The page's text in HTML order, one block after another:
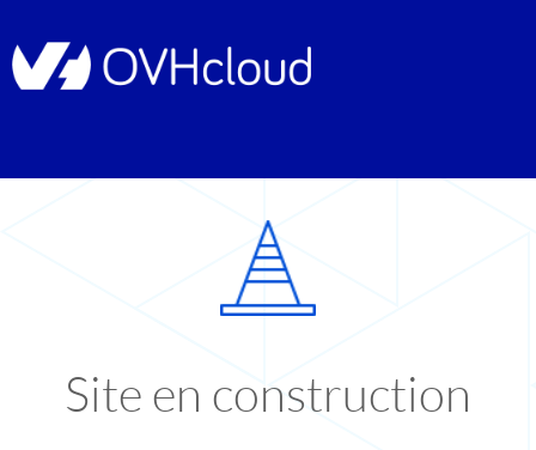
Site en construction